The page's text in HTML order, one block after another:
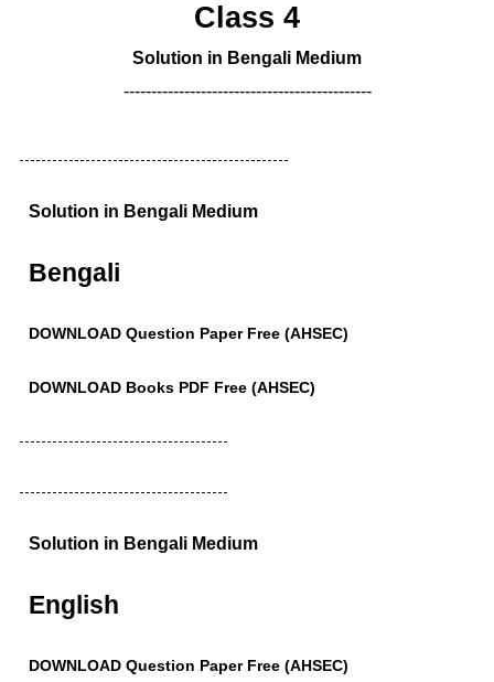
Class 4
Solution in Bengali Medium
---------------------------------------------
-------------------------------------------------
Solution in Bengali Medium
Bengali
DOWNLOAD Question Paper Free (AHSEC)
DOWNLOAD Books PDF Free (AHSEC)
--------------------------------------
--------------------------------------
Solution in Bengali Medium
English
DOWNLOAD Question Paper Free (AHSEC)